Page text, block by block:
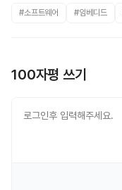
#소프트웨어 #임베디드
100자평 쓰기